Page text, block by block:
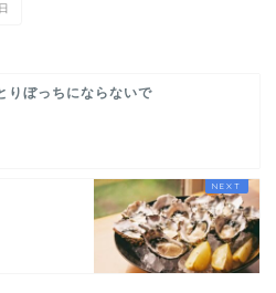
りぼっちにならないで